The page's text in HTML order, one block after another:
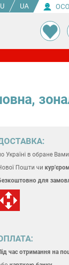
UA
Україні в обране Вами
Пошти чи
для
час отримання на